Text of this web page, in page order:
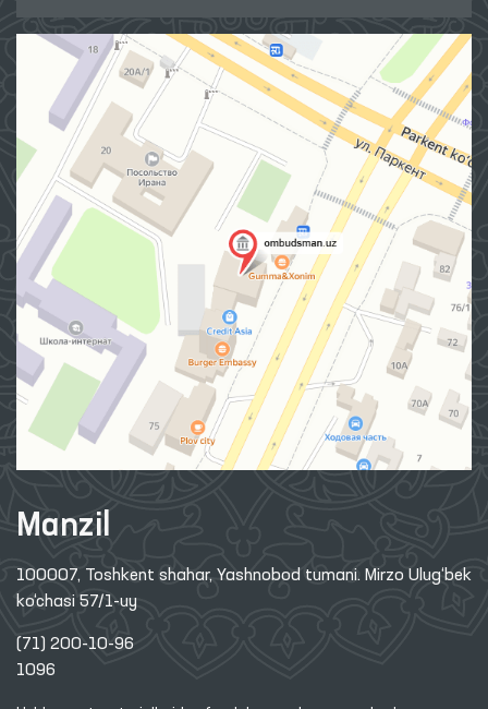
Manzil
100007, Toshkent shahar, Yashnobod tumani. Mirzo Ulug‘bek
ko‘chasi 57/1-uy
(71) 200-10-96
1096